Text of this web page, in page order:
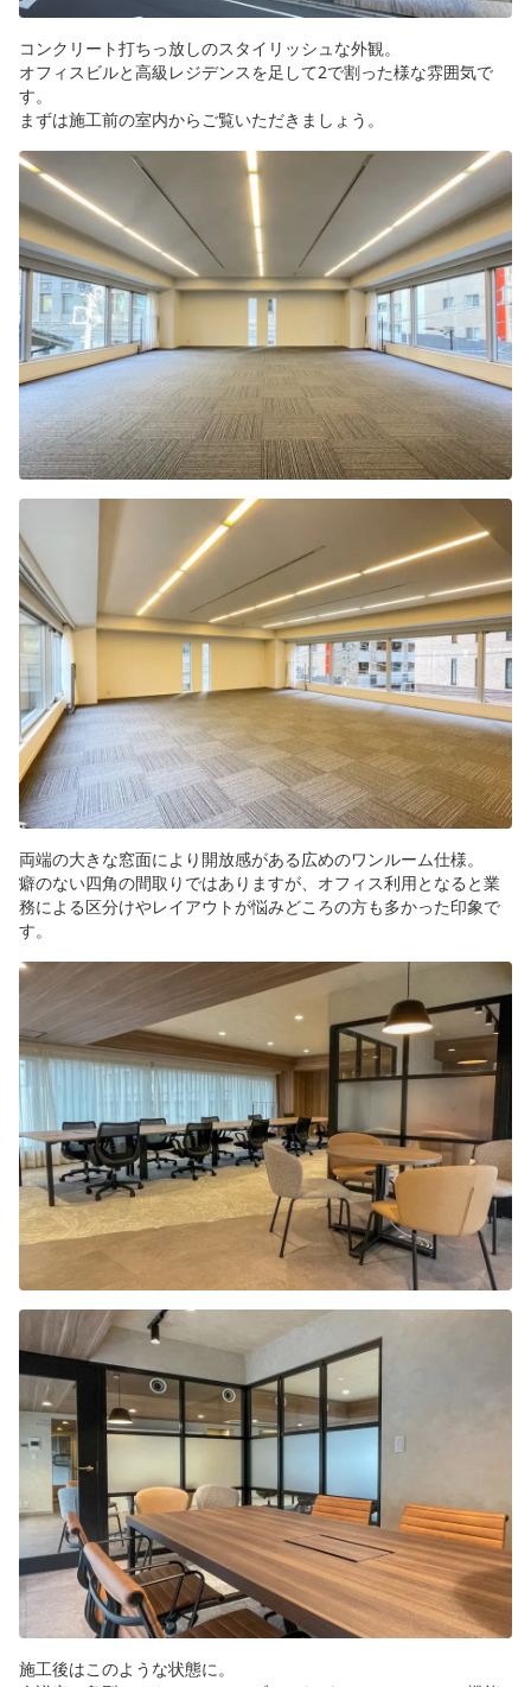
コンクリート打ちっ放しのスタイリッシュな外観。
オフィスビルと高級レジデンスを足して2で割った様な雰囲気で
す。
まずは施工前の室内からご覧いただきましょう。
両端の大きな窓面により開放感がある広めのワンルーム仕様。
癖のない四角の間取りではありますが、オフィス利用となると業
務による区分けやレイアウトが悩みどころの方も多かった印象で
す。
施工後はこのような状態に。